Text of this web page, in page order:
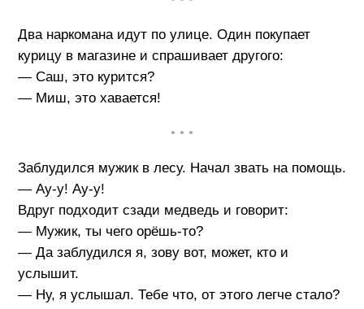
Два наркомана идут по улице. Один покупает
курицу в магазине и спрашивает другого:
— Саш, это курится?
— Миш, это хавается!
• • •
Заблудился мужик в лесу. Начал звать на помощь.
— Ау-у! Ау-у!
Вдруг подходит сзади медведь и говорит:
— Мужик, ты чего орёшь-то?
— Да заблудился я, зову вот, может, кто и
услышит.
— Ну, я услышал. Тебе что, от этого легче стало?